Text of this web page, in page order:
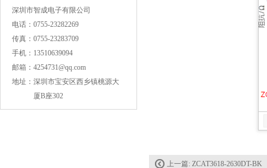
深圳市智成电子有限公司
电话： 0755-23282269
传真： 0755-23283709
手机： 13510639094
邮箱： 4254731@qq.com
地址： 深圳市宝安区西乡镇桃源大
厦B座302
上一篇: ZCAT3618-2630DT-BK